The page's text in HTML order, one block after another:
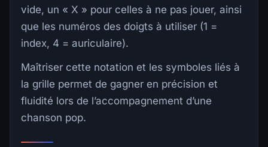
vide, un « X » pour celles à ne pas jouer, ainsi
que les numéros des doigts à utiliser (1 =
index, 4 = auriculaire).
Maîtriser cette notation et les symboles liés à
la grille permet de gagner en précision et
fluidité lors de l’accompagnement d’une
chanson pop.